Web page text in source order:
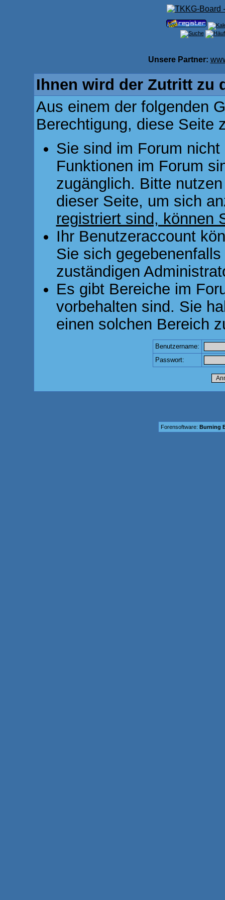
Unsere Partner:
Ihnen wird der Zutritt zu
Aus einem der folgenden
Berechtigung, diese Seite
Sie sind im Forum
Funktionen im Forum
zugänglich. Bitte
dieser Seite, um sich
registriert sind, können
Ihr Benutzeraccount
Sie sich
zuständigen
Es gibt Bereiche im
vorbehalten sind. Sie
einen solchen Bereich
Benutzername:
Passwort:
Forensoftware: Burning